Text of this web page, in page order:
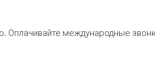
Оплачивайте международные